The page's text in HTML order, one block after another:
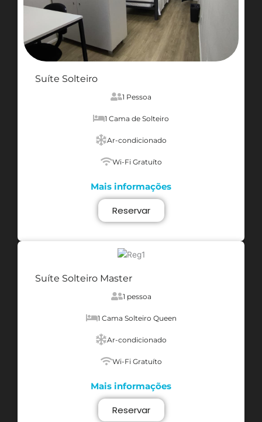
Suíte Solteiro
1 Pessoa
1 Cama de Solteiro
Ar-condicionado
Wi-Fi Gratuíto
Mais informações
Reservar
Suíte Solteiro Master
1 pessoa
1 Cama Solteiro Queen
Ar-condicionado
Wi-Fi Gratuíto
Mais informações
Reservar